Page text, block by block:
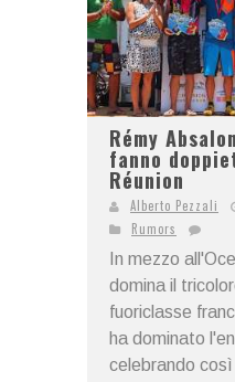
Rémy
fanno
Réunion
Alberto Pezzali
Rumors
In mezzo
domina il
fuoriclasse
ha dominato
celebrando